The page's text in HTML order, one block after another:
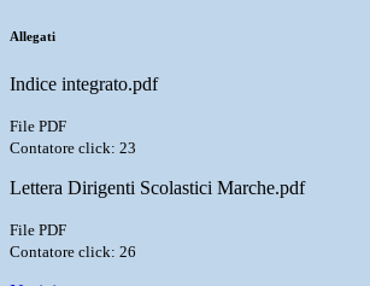
Allegati
Indice integrato.pdf
File PDF
Contatore click: 23
Lettera Dirigenti Scolastici Marche.pdf
File PDF
Contatore click: 26